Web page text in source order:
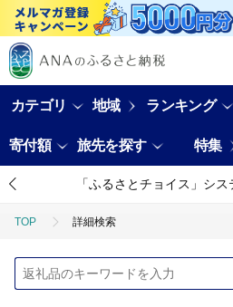
カテゴリ 地域 ランキング
寄付額 旅先を探す 特集
「ふるさとチョイス」シ
TOP 詳細検索